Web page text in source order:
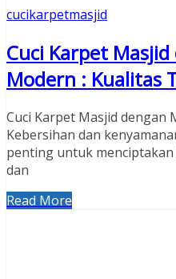
cucikarpetmasjid
Cuci Karpet
Modern : Kualitas
Cuci Karpet Masjid dengan
Kebersihan dan
penting untuk
dan
Read More